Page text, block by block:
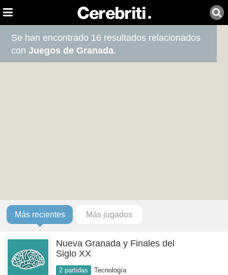
Se han encontrado 16 resultados relacionados
conJuegos de Granada.
Más recientes Más jugados
Nueva Granada y Finales del
Siglo XX
2 partidas Tecnología